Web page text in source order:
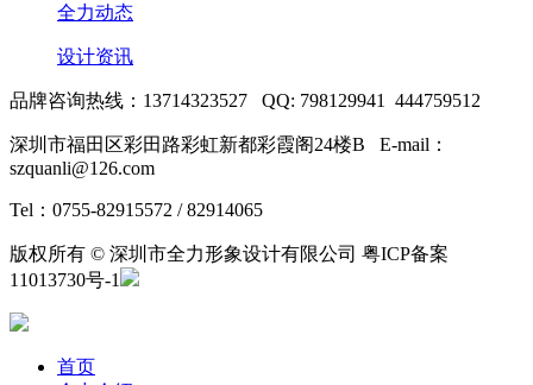
全力动态
设计资讯
品牌咨询热线：13714323527 QQ: 798129941 444759512
深圳市福田区彩田路彩虹新都彩霞阁24楼B E-mail：
szquanli@126.com
Tel：0755-82915572 / 82914065
版权所有 © 深圳市全力形象设计有限公司 粤ICP备案
11013730号-1
首页